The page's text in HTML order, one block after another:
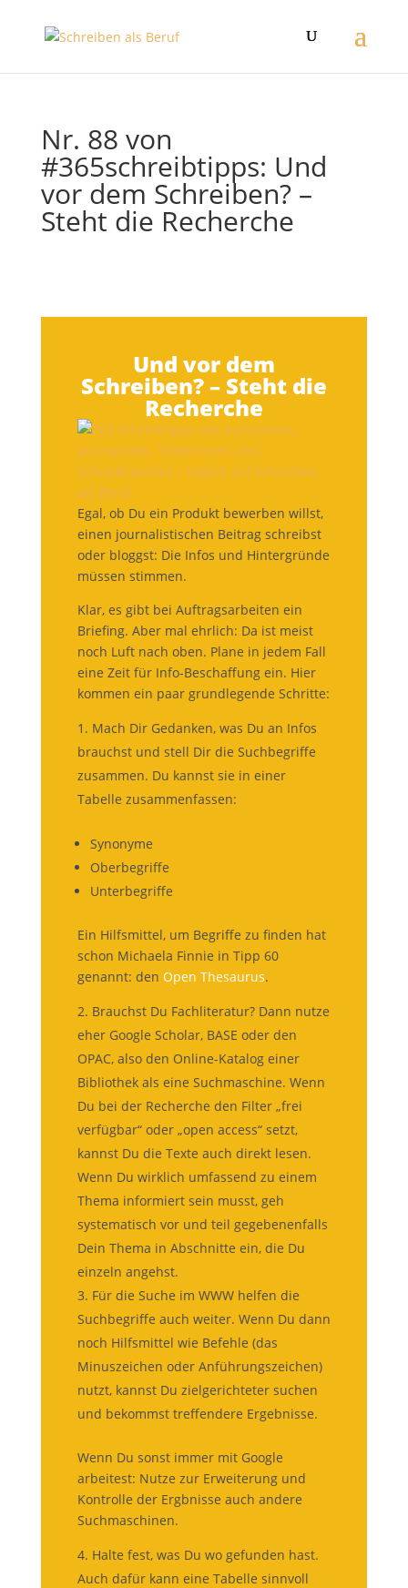
Nr. 88 von
#365schreibtipps: Und
vor dem Schreiben? –
Steht die Recherche
Und vor dem
Schreiben? – Steht die
Recherche
Egal, ob Du ein Produkt bewerben willst,
einen journalistischen Beitrag schreibst
oder bloggst: Die Infos und Hintergründe
müssen stimmen.
Klar, es gibt bei Auftragsarbeiten ein
Briefing. Aber mal ehrlich: Da ist meist
noch Luft nach oben. Plane in jedem Fall
eine Zeit für Info-Beschaffung ein. Hier
kommen ein paar grundlegende Schritte:
Mach Dir Gedanken, was Du an Infos
brauchst und stell Dir die Suchbegriffe
zusammen. Du kannst sie in einer
Tabelle zusammenfassen:
Synonyme
Oberbegriffe
Unterbegriffe
Ein Hilfsmittel, um Begriffe zu finden hat
schon Michaela Finnie in Tipp 60
genannt: den Open Thesaurus.
Brauchst Du Fachliteratur? Dann nutze
eher Google Scholar, BASE oder den
OPAC, also den Online-Katalog einer
Bibliothek als eine Suchmaschine. Wenn
Du bei der Recherche den Filter „frei
verfügbar“ oder „open access“ setzt,
kannst Du die Texte auch direkt lesen.
Wenn Du wirklich umfassend zu einem
Thema informiert sein musst, geh
systematisch vor und teil gegebenenfalls
Dein Thema in Abschnitte ein, die Du
einzeln angehst.
Für die Suche im WWW helfen die
Suchbegriffe auch weiter. Wenn Du dann
noch Hilfsmittel wie Befehle (das
Minuszeichen oder Anführungszeichen)
nutzt, kannst Du zielgerichteter suchen
und bekommst treffendere Ergebnisse.
Wenn Du sonst immer mit Google
arbeitest: Nutze zur Erweiterung und
Kontrolle der Ergbnisse auch andere
Suchmaschinen.
Halte fest, was Du wo gefunden hast.
Auch dafür kann eine Tabelle sinnvoll